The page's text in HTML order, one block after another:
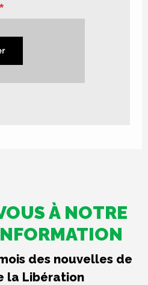
À NOTRE
des nouvelles de
la Libération